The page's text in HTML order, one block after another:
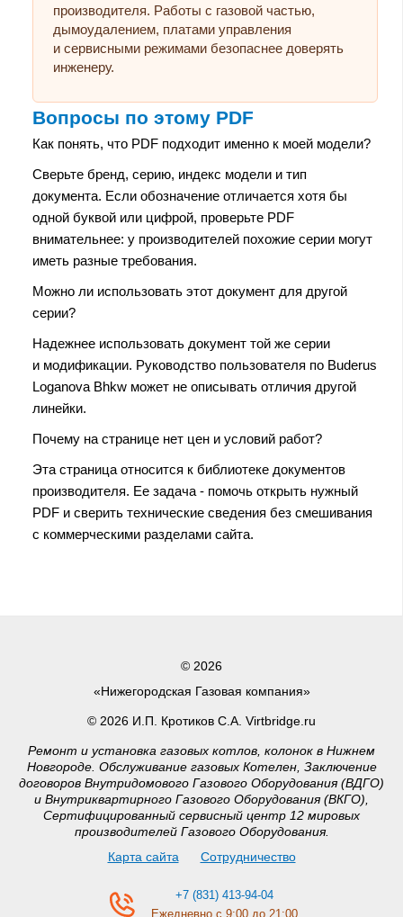
производителя. Работы с газовой частью,
дымоудалением, платами управления
и сервисными режимами безопаснее доверять
инженеру.
Вопросы по этому PDF
Как понять, что PDF подходит именно к моей модели?
Сверьте бренд, серию, индекс модели и тип
документа. Если обозначение отличается хотя бы
одной буквой или цифрой, проверьте PDF
внимательнее: у производителей похожие серии могут
иметь разные требования.
Можно ли использовать этот документ для другой
серии?
Надежнее использовать документ той же серии
и модификации. Руководство пользователя по Buderus
Loganova Bhkw может не описывать отличия другой
линейки.
Почему на странице нет цен и условий работ?
Эта страница относится к библиотеке документов
производителя. Ее задача - помочь открыть нужный
PDF и сверить технические сведения без смешивания
с коммерческими разделами сайта.
© 2026
«Нижегородская Газовая компания»
© 2026 И.П. Кротиков С.А. Virtbridge.ru
Ремонт и установка газовых котлов, колонок в Нижнем
Новгороде. Обслуживание газовых Котелен, Заключение
договоров Внутридомового Газового Оборудования (ВДГО)
и Внутриквартирного Газового Оборудования (ВКГО),
Сертифицированный сервисный центр 12 мировых
производителей Газового Оборудования.
Карта сайта
Сотрудничество
+7 (831) 413-94-04
Ежедневно с 9:00 до 21:00